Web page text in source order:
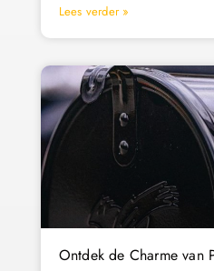
Lees verder »
Ontdek de Charme van